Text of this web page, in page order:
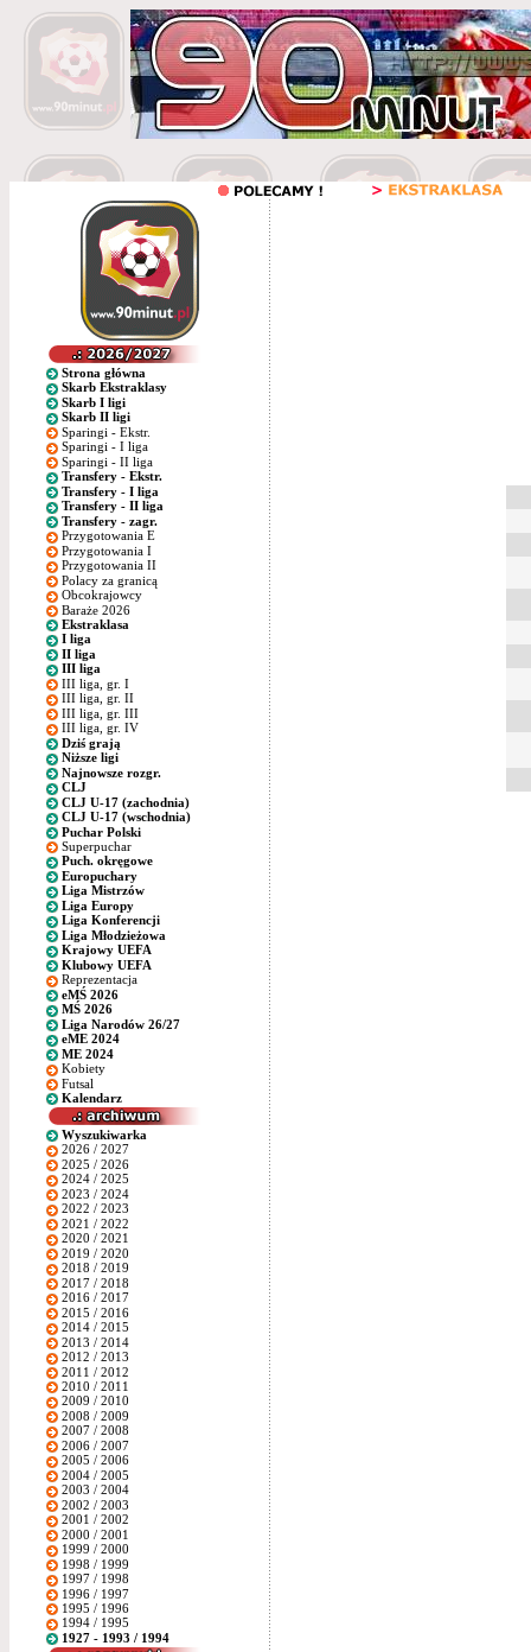
Strona główna
Skarb Ekstraklasy
Skarb I ligi
Skarb II ligi
Sparingi - Ekstr.
Sparingi - I liga
Sparingi - II liga
Transfery - Ekstr.
Transfery - I liga
Transfery - II liga
Transfery - zagr.
Przygotowania E
Przygotowania I
Przygotowania II
Polacy za granicą
Obcokrajowcy
Baraże 2026
Ekstraklasa
I liga
II liga
III liga
III liga, gr. I
III liga, gr. II
III liga, gr. III
III liga, gr. IV
Dziś grają
Niższe ligi
Najnowsze rozgr.
CLJ
CLJ U-17 (zachodnia)
CLJ U-17 (wschodnia)
Puchar Polski
Superpuchar
Puch. okręgowe
Europuchary
Liga Mistrzów
Liga Europy
Liga Konferencji
Liga Młodzieżowa
Krajowy UEFA
Klubowy UEFA
Reprezentacja
eMŚ 2026
MŚ 2026
Liga Narodów 26/27
eME 2024
ME 2024
Kobiety
Futsal
Kalendarz
Wyszukiwarka
2026 / 2027
2025 / 2026
2024 / 2025
2023 / 2024
2022 / 2023
2021 / 2022
2020 / 2021
2019 / 2020
2018 / 2019
2017 / 2018
2016 / 2017
2015 / 2016
2014 / 2015
2013 / 2014
2012 / 2013
2011 / 2012
2010 / 2011
2009 / 2010
2008 / 2009
2007 / 2008
2006 / 2007
2005 / 2006
2004 / 2005
2003 / 2004
2002 / 2003
2001 / 2002
2000 / 2001
1999 / 2000
1998 / 1999
1997 / 1998
1996 / 1997
1995 / 1996
1994 / 1995
1927 - 1993 / 1994